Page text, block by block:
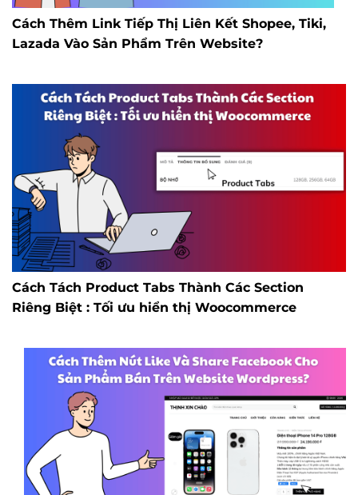
Cách Thêm Link Tiếp Thị Liên Kết Shopee, Tiki,
Lazada Vào Sản Phẩm Trên Website?
Cách Tách Product Tabs Thành Các Section
Riêng Biệt : Tối ưu hiển thị Woocommerce